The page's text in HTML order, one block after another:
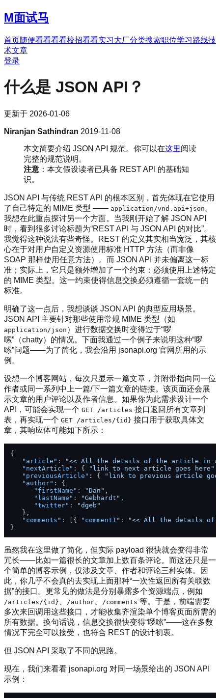
M面试马
首页随便看看看看校招看看实习大厂分类搜索职位学习路线技
术文章
登录
什么是 JSON API？
更新于 2026-01-06
Niranjan Sathindran 2019-11-08
本文简要介绍 JSON API 规范。你可以在这里阅读
完整的规范说明。
注意 ：本文假设读者已具备 REST API 的基础知
识。
JSON API 与传统 REST API 的根本区别，首先体现在它使用
了自己特定的 MIME 类型 —— application/vnd.api+json 。
我想在此重点探讨另一个方面。当我刚开始了解 JSON API
时，看到很多讨论标题为“REST API 与 JSON API 的对比”。
我觉得这种说法有些奇怪。REST 的定义其实相当宽泛，其核
心在于对用户自定义资源使用标准 HTTP 方法（而非像
SOAP 那样使用任意方法）。而 JSON API 并未偏离这一标
准；实际上，它只是额外增加了一个约束：必须使用上述特定
的 MIME 类型。这一约束使得信息交换必须遵循一套统一的
标准。
明确了这一点后，我想谈谈 JSON API 的典型应用场景。
JSON API 主要针对那些使用常规 MIME 类型（如
application/json ）进行数据交换时变得过于“啰
嗦”（chatty）的情况。下面我通过一个例子来说明这种“啰
嗦”问题——为了简化，我会沿用 jsonapi.org 官网所用的示
例。
设想一个博客网站，每次只显示一篇文章，并附带指向同一位
作者或同一系列中上一篇/下一篇文章的链接。该页面还会展
示文章的用户评论以及作者信息。如果你为此需求设计一个
API，可能会实现一个 GET /articles 接口返回所有文章列
表，再实现一个 GET /articles/{id} 接口用于获取具体文
章，其响应体可能如下所示：
{
"article" :
"<< All the details of the article in a
"nextArticle" : { "link to next article goes here"
"previousArticle" : {
"link to previous article
"author" :
{
"firstName" : "Dan" ,
"lastName" : "Gebhardt" ,
"twitter" :
"dgeb"
} ,
"comments" : [ { "comment1" :
"<< All the details of a
}
虽然我在这里做了简化，但实际 payload 很快就会变得非常
冗长——比如一篇很长的文章加上数百条评论。而这还只是一
个简单的博客示例，仅涉及文章、作者和评论三种实体。因
此，你几乎不会真的去实现上面那种“一次性返回所有关联数
据”的接口。更常见的做法是分别暴露多个资源端点，例如
/articles/{id} /author /comments 等。于是，前端需要
多次来回调用这些接口，才能收集齐渲染单个博客页面所需的
所有数据。换句话说，信息交换很快变得“啰嗦”——这在多数
情况下完全可以接受，也符合 REST 的设计初衷。
但 JSON API 采取了不同的思路。
现在，我们来看看 jsonapi.org 对同一场景给出的 JSON API
示例：